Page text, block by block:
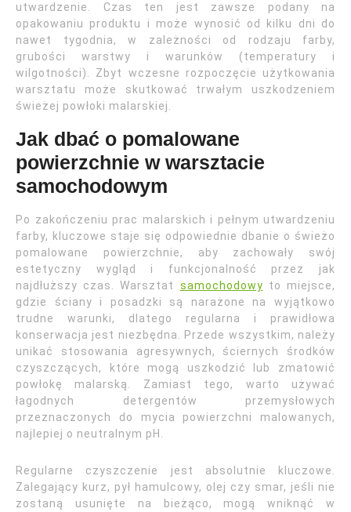
utwardzenie. Czas ten jest zawsze podany na
opakowaniu produktu i może wynosić od kilku dni do
nawet tygodnia, w zależności od rodzaju farby,
grubości warstwy i warunków (temperatury i
wilgotności). Zbyt wczesne rozpoczęcie użytkowania
warsztatu może skutkować trwałym uszkodzeniem
świeżej powłoki malarskiej.
Jak dbać o pomalowane
powierzchnie w warsztacie
samochodowym
Po zakończeniu prac malarskich i pełnym utwardzeniu
farby, kluczowe staje się odpowiednie dbanie o świeżo
pomalowane powierzchnie, aby zachowały swój
estetyczny wygląd i funkcjonalność przez jak
najdłuższy czas. Warsztat samochodowy to miejsce,
gdzie ściany i posadzki są narażone na wyjątkowo
trudne warunki, dlatego regularna i prawidłowa
konserwacja jest niezbędna. Przede wszystkim, należy
unikać stosowania agresywnych, ściernych środków
czyszczących, które mogą uszkodzić lub zmatowić
powłokę malarską. Zamiast tego, warto używać
łagodnych detergentów przemysłowych
przeznaczonych do mycia powierzchni malowanych,
najlepiej o neutralnym pH.
Regularne czyszczenie jest absolutnie kluczowe.
Zalegający kurz, pył hamulcowy, olej czy smar, jeśli nie
zostaną usunięte na bieżąco, mogą wniknąć w